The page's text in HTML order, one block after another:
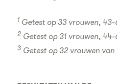
1 Getest op 33 vrouwen,
2 Getest op 31 vrouwen,
3 Getest op 32 vrouwen